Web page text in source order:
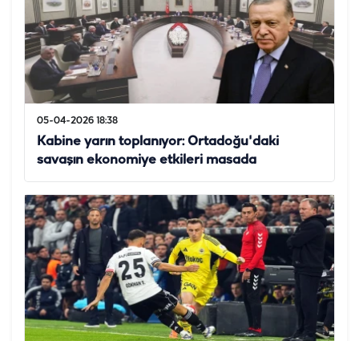
05-04-2026 18:38
Kabine yarın toplanıyor: Ortadoğu'daki
savaşın ekonomiye etkileri masada